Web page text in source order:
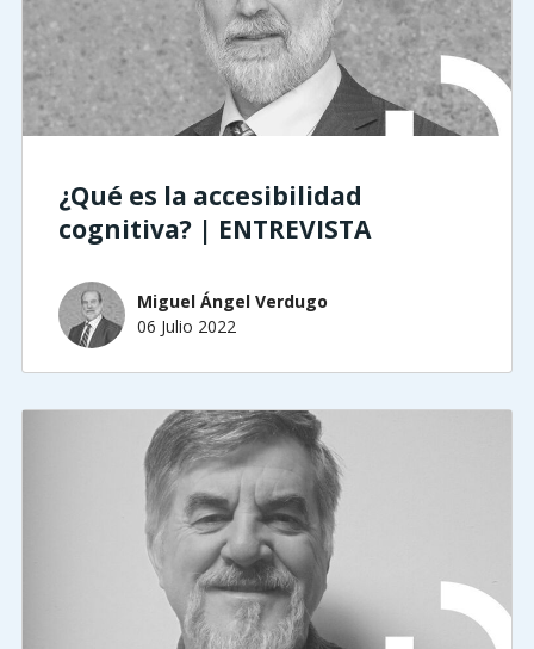
¿Qué es la accesibilidad
cognitiva? | ENTREVISTA
Miguel Ángel Verdugo
06 Julio 2022